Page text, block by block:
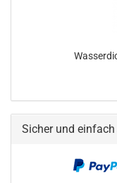
Sicher und